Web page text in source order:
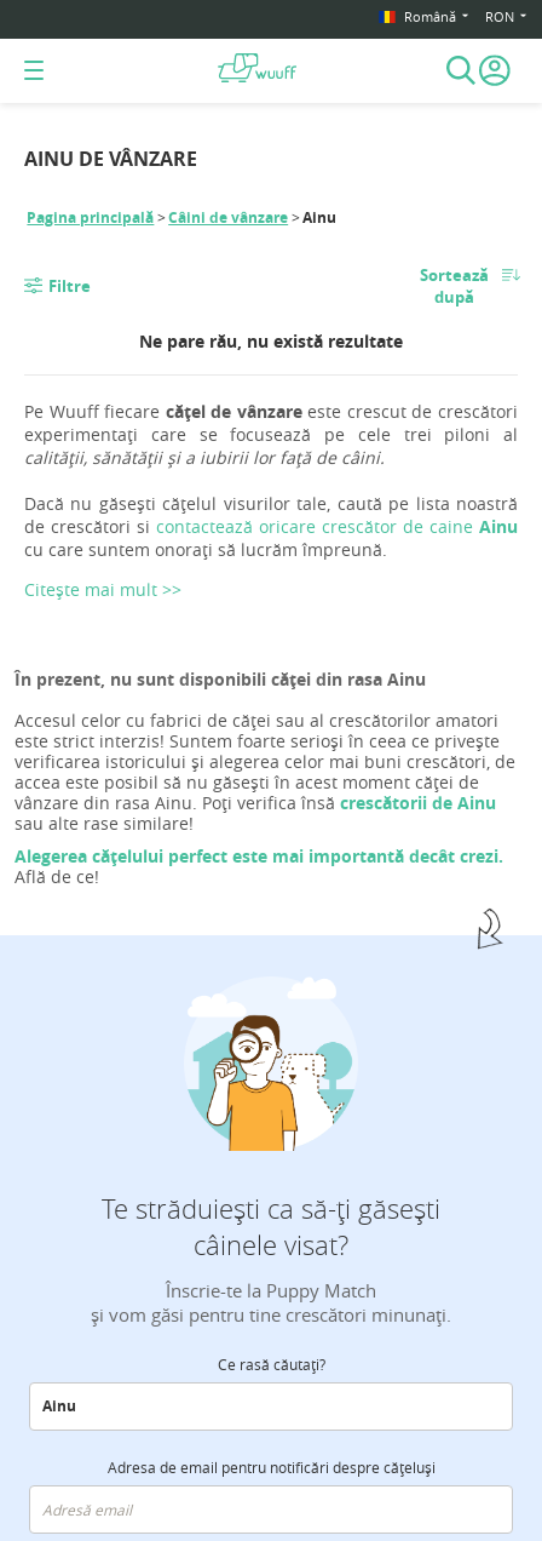
Română RON
AINU DE VÂNZARE
Pagina principală Câini de vânzare Ainu
Filtre
Sortează
după
Ne pare rău, nu există rezultate
Pe Wuuff fiecare cățel de vânzareeste crescut de crescători
experimentați care se focusează pe cele trei piloni al
calității, sănătății și a iubirii lor față de câini.
Dacă nu găsești cățelul visurilor tale, caută pe lista noastră
de crescători si contactează oricare crescător de caine Ainu
cu care suntem onorați să lucrăm împreună.
Citește mai mult >>
În prezent, nu sunt disponibili căței din rasa Ainu
Accesul celor cu fabrici de căței sau al crescătorilor amatori
este strict interzis! Suntem foarte serioși în ceea ce privește
verificarea istoricului și alegerea celor mai buni crescători, de
accea este posibil să nu găsești în acest moment căței de
vânzare din rasa Ainu. Poți verifica însă crescătorii de Ainu
sau alte rase similare!
Alegerea cățelului perfect este mai importantă decât crezi.
Află de ce!
Te străduiești ca să-ți găsești
câinele visat?
Înscrie-te la Puppy Match
și vom găsi pentru tine crescători minunați.
Ce rasă căutați?
Adresa de email pentru notificări despre cățeluși